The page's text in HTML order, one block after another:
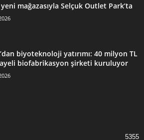
mağazasıyla Selçuk Outlet Park’ta
biyoteknoloji yatırımı: 40 milyon TL
biofabrikasyon şirketi kuruluyor
5355